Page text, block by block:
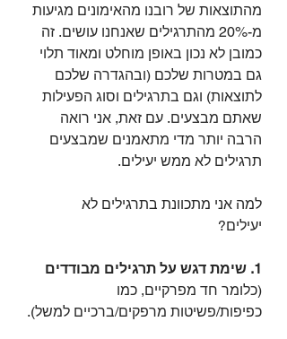
מהתוצאות של רובנו מהאימונים מגיעות
מ-20% מהתרגילים שאנחנו עושים. זה
כמובן לא נכון באופן מוחלט ומאוד תלוי
גם במטרות שלכם (ובהגדרה שלכם
לתוצאות) וגם בתרגילים וסוג הפעילות
שאתם מבצעים. עם זאת, אני רואה
הרבה יותר מדי מתאמנים שמבצעים
תרגילים לא ממש יעילים.
למה אני מתכוונת בתרגילים לא
יעילים? ‏⠀
1. שימת דגש על תרגילים מבודדים
(כלומר חד מפרקיים, כמו
כפיפות/פשיטות מרפקים/ברכיים למשל).